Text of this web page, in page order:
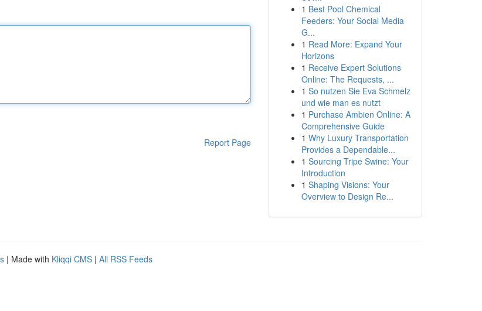
Report Page
1 Best Pool Chemical
Feeders: Your Social Media
G...
1 Read More: Expand Your
Horizons
1 Receive Expert Solutions
Online: The Requests, ...
1 So nutzen Sie Eva Schmelz
und wie man es nutzt
1 Purchase Ambien Online: A
Comprehensive Guide
1 Why Luxury Transportation
Provides a Dependable...
1 Sourcing Tripe Swine: Your
Introduction
1 Shaping Visions: Your
Overview to Design Re...
| Made with Kliqqi CMS | All RSS Feeds